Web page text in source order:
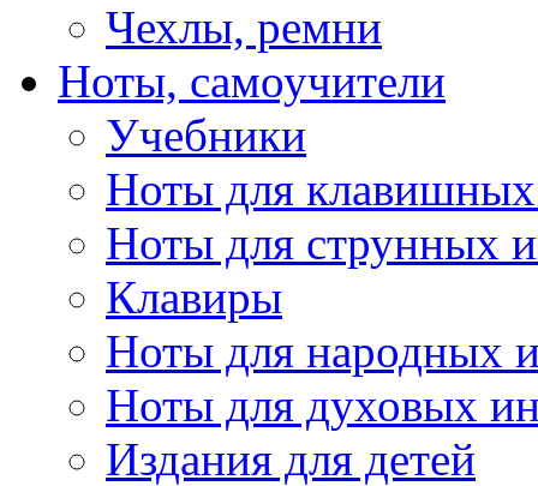
Чехлы, ремни
Ноты, самоучители
Учебники
Ноты для клавишных
Ноты для струнных
Клавиры
Ноты для народных
Ноты для духовых
Издания для детей